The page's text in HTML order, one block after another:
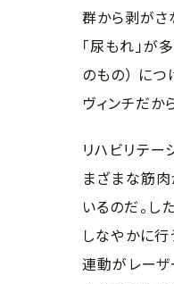
群から剥がさ
「尿もれ」が
のもの） に
ヴィンチだか
リハビリテー
まざまな筋肉
いるのだ。し
しなやかに
連動がレーザ